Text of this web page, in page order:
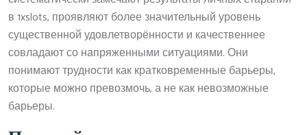
в 1xslots, проявляют более значительный уровень
существенной удовлетворённости и качественнее
совладают со напряженными ситуациями. Они
понимают трудности как кратковременные барьеры,
которые можно превозмочь, а не как невозможные
барьеры.